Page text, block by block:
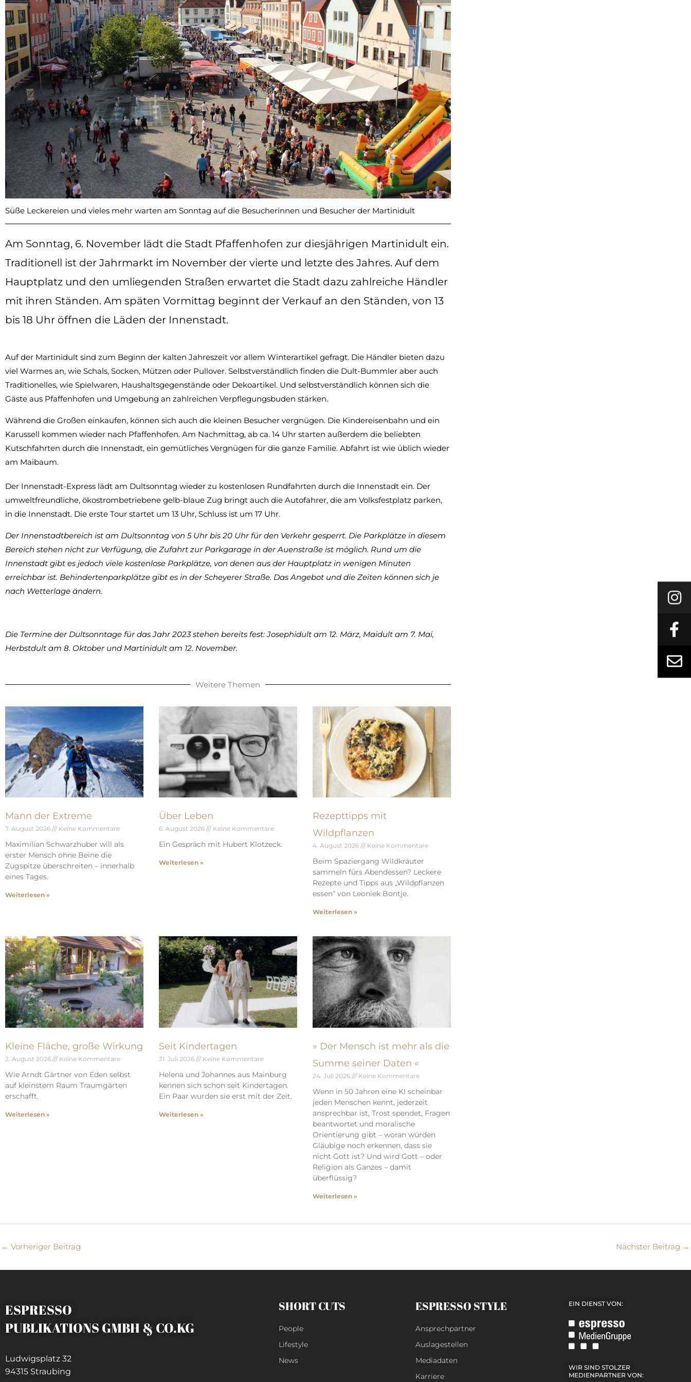
Süße Leckereien und vieles mehr warten am Sonntag auf die Besucherinnen und Besucher der Martinidult
Am Sonntag, 6. November lädt die Stadt Pfaffenhofen zur diesjährigen Martinidult ein.
Traditionell ist der Jahrmarkt im November der vierte und letzte des Jahres. Auf dem
Hauptplatz und den umliegenden Straßen erwartet die Stadt dazu zahlreiche Händler
mit ihren Ständen. Am späten Vormittag beginnt der Verkauf an den Ständen, von 13
bis 18 Uhr öffnen die Läden der Innenstadt.
Auf der Martinidult sind zum Beginn der kalten Jahreszeit vor allem Winterartikel gefragt. Die Händler bieten dazu
viel Warmes an, wie Schals, Socken, Mützen oder Pullover. Selbstverständlich finden die Dult-Bummler aber auch
Traditionelles, wie Spielwaren, Haushaltsgegenstände oder Dekoartikel. Und selbstverständlich können sich die
Gäste aus Pfaffenhofen und Umgebung an zahlreichen Verpflegungsbuden stärken.
Während die Großen einkaufen, können sich auch die kleinen Besucher vergnügen. Die Kindereisenbahn und ein
Karussell kommen wieder nach Pfaffenhofen. Am Nachmittag, ab ca. 14 Uhr starten außerdem die beliebten
Kutschfahrten durch die Innenstadt, ein gemütliches Vergnügen für die ganze Familie. Abfahrt ist wie üblich wieder
am Maibaum.
Der Innenstadt-Express lädt am Dultsonntag wieder zu kostenlosen Rundfahrten durch die Innenstadt ein. Der
umweltfreundliche, ökostrombetriebene gelb-blaue Zug bringt auch die Autofahrer, die am Volksfestplatz parken,
in die Innenstadt. Die erste Tour startet um 13 Uhr, Schluss ist um 17 Uhr.
Der Innenstadtbereich ist am Dultsonntag von 5 Uhr bis 20 Uhr für den Verkehr gesperrt. Die Parkplätze in diesem
Bereich stehen nicht zur Verfügung, die Zufahrt zur Parkgarage in der Auenstraße ist möglich. Rund um die
Innenstadt gibt es jedoch viele kostenlose Parkplätze, von denen aus der Hauptplatz in wenigen Minuten
erreichbar ist. Behindertenparkplätze gibt es in der Scheyerer Straße. Das Angebot und die Zeiten können sich je
nach Wetterlage ändern.
Die Termine der Dultsonntage für das Jahr 2023 stehen bereits fest: Josephidult am 12. März, Maidult am 7. Mai,
Herbstdult am 8. Oktober und Martinidult am 12. November.
Weitere Themen
Mann der Extreme
7. August 2026 Keine Kommentare
Maximilian Schwarzhuber will als
erster Mensch ohne Beine die
Zugspitze überschreiten – innerhalb
eines Tages.
Weiterlesen »
Über Leben
6. August 2026 Keine Kommentare
Ein Gespräch mit Hubert Klotzeck.
Weiterlesen »
Rezepttipps mit
Wildpflanzen
4. August 2026 Keine Kommentare
Beim Spaziergang Wildkräuter
sammeln fürs Abendessen? Leckere
Rezepte und Tipps aus „Wildpflanzen
essen“ von Leoniek Bontje.
Weiterlesen »
Kleine Fläche, große Wirkung
2. August 2026 Keine Kommentare
Wie Arndt Gärtner von Eden selbst
auf kleinstem Raum Traumgärten
erschafft.
Weiterlesen »
Seit Kindertagen
31. Juli 2026 Keine Kommentare
Helena und Johannes aus Mainburg
kennen sich schon seit Kindertagen.
Ein Paar wurden sie erst mit der Zeit.
Weiterlesen »
» Der Mensch ist mehr als die
Summe seiner Daten «
24. Juli 2026 Keine Kommentare
Wenn in 50 Jahren eine KI scheinbar
jeden Menschen kennt, jederzeit
ansprechbar ist, Trost spendet, Fragen
beantwortet und moralische
Orientierung gibt – woran würden
Gläubige noch erkennen, dass sie
nicht Gott ist? Und wird Gott – oder
Religion als Ganzes – damit
überflüssig?
Weiterlesen »
← Vorheriger Beitrag Nächster Beitrag →
ESPRESSO
PUBLIKATIONS GMBH & CO.KG
Ludwigsplatz 32
94315 Straubing
SHORT CUTS
People
Lifestyle
News
ESPRESSO STYLE
Ansprechpartner
Auslagestellen
Mediadaten
Karriere
EIN DIENST VON:
WIR SIND STOLZER
MEDIENPARTNER VON: